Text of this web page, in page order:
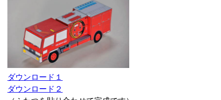
ダウンロード１
ダウンロード２